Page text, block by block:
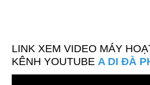
LINK XEM VIDEO MÁY
KÊNH YOUTUBE A DI ĐÀ